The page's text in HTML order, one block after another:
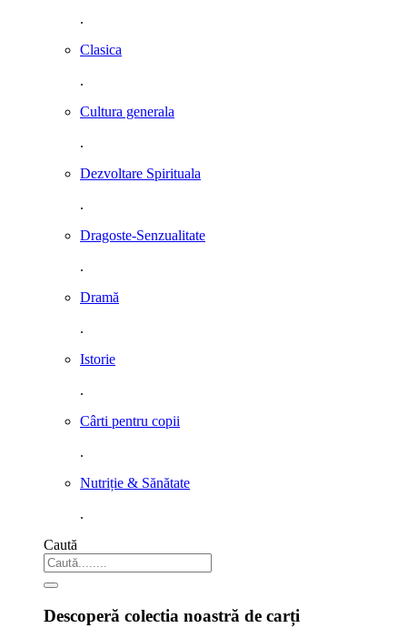
.
Clasica
.
Cultura generala
.
Dezvoltare Spirituala
.
Dragoste-Senzualitate
.
Dramă
.
Istorie
.
Cârti pentru copii
.
Nutriție & Sănătate
.
Caută
Descoperă colectia noastră de carți